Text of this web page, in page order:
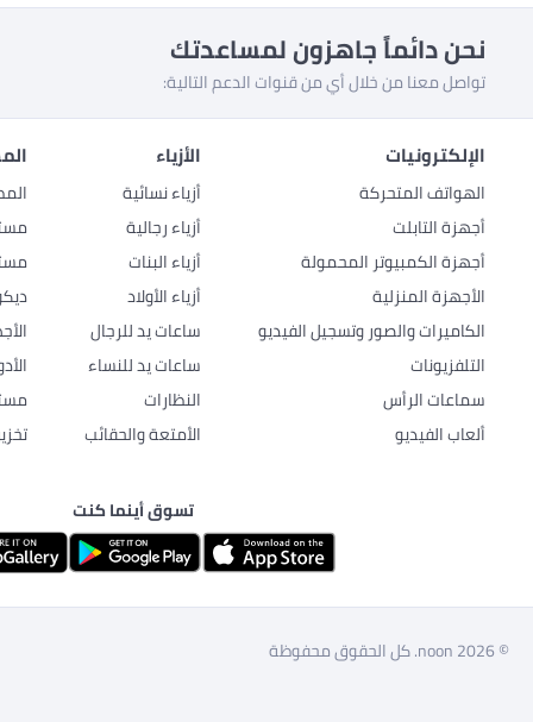
نحن دائماً جاهزون لمساعدتك
تواصل معنا من خلال أي من قنوات الدعم التالية:
الإلكترونيات
الهواتف المتحركة
أجهزة التابلت
أجهزة الكمبيوتر المحمولة
الأجهزة المنزلية
الكاميرات والصور وتسجيل الفيديو
التلفزيونات
سماعات الرأس
ألعاب الفيديو
الأزياء
أزياء نسائية
أزياء رجالية
أزياء البنات
أزياء الأولاد
ساعات يد للرجال
ساعات يد للنساء
النظارات
الأمتعة والحقائب
تسوق أينما كنت
© 2026 noon. كل الحقوق محفوظة